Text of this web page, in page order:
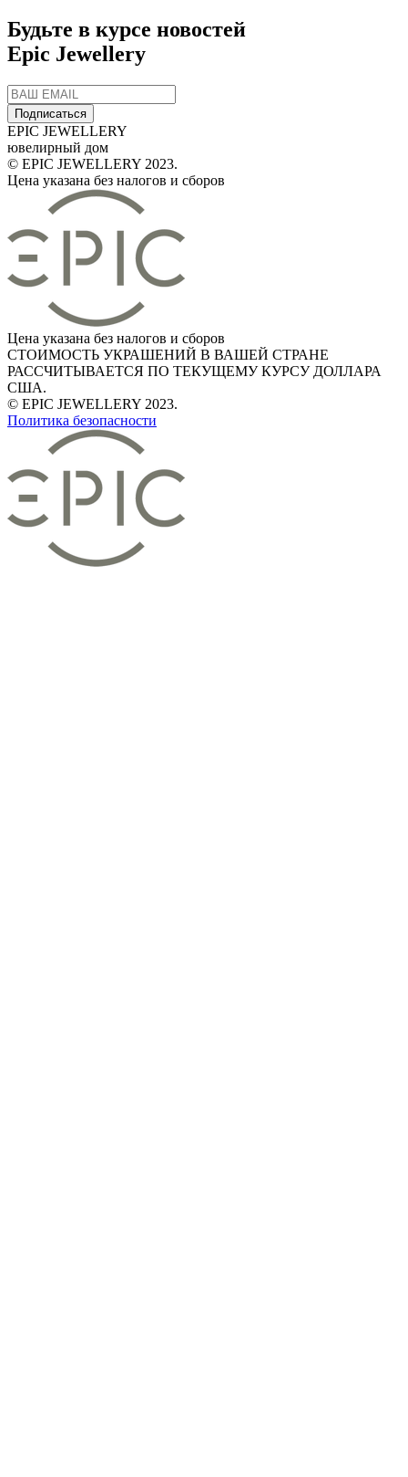
Будьте в курсе новостей
Epic Jewellery
Подписаться
EPIC JEWELLERY
ювелирный дом
© EPIC JEWELLERY 2023.
Цена указана без налогов и сборов
Цена указана без налогов и сборов
СТОИМОСТЬ УКРАШЕНИЙ В ВАШЕЙ СТРАНЕ
РАССЧИТЫВАЕТСЯ ПО ТЕКУЩЕМУ КУРСУ ДОЛЛАРА
США.
© EPIC JEWELLERY 2023.
Политика безопасности